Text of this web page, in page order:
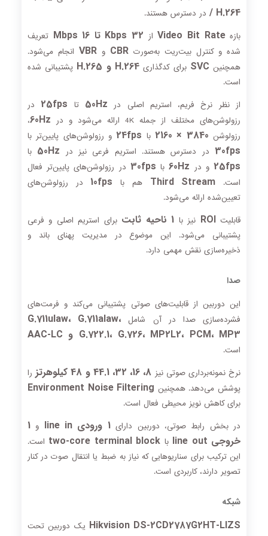
/ H.264در دسترس هستند.
بازهVideo Bit Rateاز 32 Kbps تا 16 Mbps
تعریف
شده و کنترل بیت‌ریت به‌صورت CBR وVBR انجام می‌شود.
همچنین SVC برای کدگذاری H.264 و H.265
پشتیبانی شده
است.
از نظر نرخ فریم، استریم اصلی در 50Hz تا 25fpsدر
رزولوشن‌های مختلف از جمله 4K ارائه می‌شود و در
60Hz،
رزولوشن 3840 × 2160 با 24fpsو رزولوشن‌های پایین‌تر با
30fpsدر دسترس هستند. استریم فرعی نیز در 50Hz با
25fpsو در 60Hzبا 30fps در رزولوشن‌های پایین‌تر فعال
است. Third Stream هم با 10fps در رزولوشن‌های
تعیین‌شده ارائه می‌شود.
قابلیتROI نیز با 1 ناحیه ثابت
برای استریم اصلی و فرعی
پشتیبانی می‌شود. این موضوع در مدیریت پهنای باند و
ذخیره‌سازی نقش مهمی دارد.
صدا
این دوربین از قابلیت‌های صوتی پشتیبانی می‌کند و فرمت‌های
فشرده‌سازی صدا در آن شامل G.711ulaw، G.711alaw،
G.722.1، G.726، MP2L2، PCM، MP3 و AAC-LC
است.
نرخ نمونه‌برداری صوتی نیز 8، 16، 32، 44.1 و 48 کیلوهرتز
را
پوشش می‌دهد. همچنین Environment Noise Filtering
برای کاهش نویز محیطی فعال است.
در بخش رابط صوتی، دوربین دارای1 ورودی line in و1
خروجی line out
با two-core terminal block است.
این ترکیب برای سناریوهایی که نیاز به ضبط یا انتقال صوت در کنار
تصویر دارند، کاربردی است.
شبکه
Hikvision DS-2CD2787G2HT-LIZS یک دوربین تحت